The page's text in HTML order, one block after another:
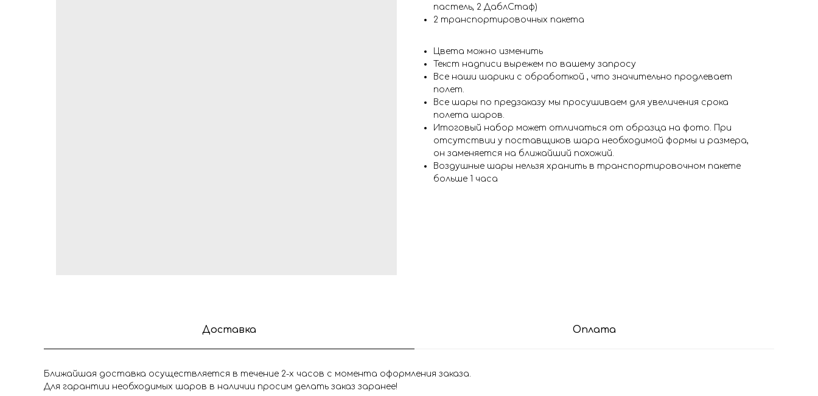
пастель, 2 ДаблСтаф)
2 транспортировочных пакета
Цвета можно изменить
Текст надписи вырежем по вашему запросу
Все наши шарики с обработкой , что значительно продлевает
полет.
Все шары по предзаказу мы просушиваем для увеличения срока
полета шаров.
Итоговый набор может отличаться от образца на фото. При
отсутствии у поставщиков шара необходимой формы и размера,
он заменяется на ближайший похожий.
Воздушные шары нельзя хранить в транспортировочном пакете
больше 1 часа
Доставка Оплата
Ближайшая доставка осуществляется в течение 2-х часов с момента оформления заказа.
Для гарантии необходимых шаров в наличии просим делать заказ заранее!